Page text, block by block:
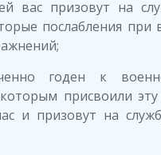
вас призовут на
послабления при
годен к
присвоили эту
и призовут на